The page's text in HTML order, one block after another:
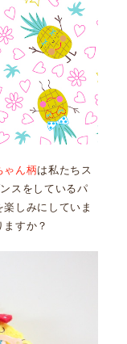
ゃん柄は私たちス
スをしているパ
しみにしていま
すか？